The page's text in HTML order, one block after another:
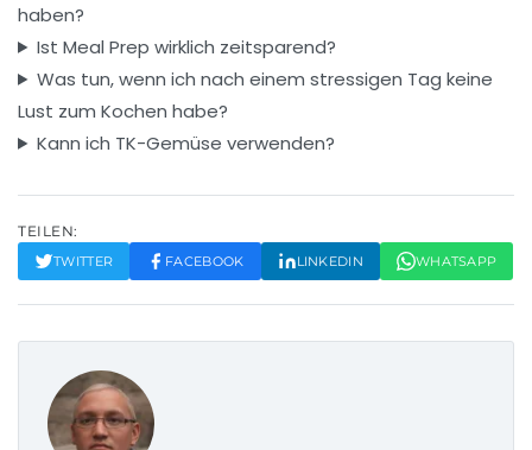
haben?
Ist Meal Prep wirklich zeitsparend?
Was tun, wenn ich nach einem stressigen Tag keine
Lust zum Kochen habe?
Kann ich TK-Gemüse verwenden?
TEILEN:
TWITTER FACEBOOK LINKEDIN WHATSAPP